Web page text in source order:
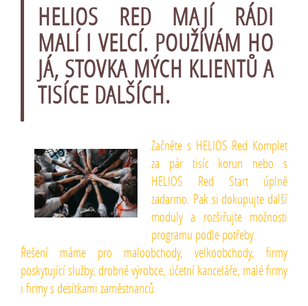
HELIOS RED MAJÍ RÁDI
MALÍ I VELCÍ. POUŽÍVÁM HO
JÁ, STOVKA MÝCH KLIENTŮ A
TISÍCE DALŠÍCH.
Začněte s HELIOS Red Komplet
za pár tisíc korun nebo s
HELIOS Red Start úplně
zadarmo. Pak si dokupujte další
moduly a rozšiřujte možnosti
programu podle potřeby.
Řešení máme pro maloobchody, velkoobchody, firmy
poskytující služby, drobné výrobce, účetní kanceláře, malé firmy
i firmy s desítkami zaměstnanců.